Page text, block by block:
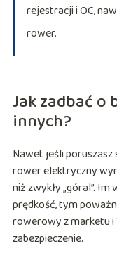
rejestracji i OC,
rower.
Jak zadbać o
innych?
Nawet jeśli
rower elektryczny
niż zwykły „góral”.
prędkość, tym
rowerowy z marketu i
zabezpieczenie.